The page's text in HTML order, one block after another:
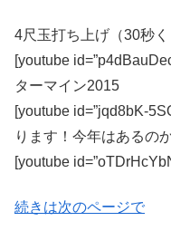
4尺玉打ち上げ（30秒
[youtube
ターマイン2015
[youtube id=”jqd8bK-
ります！今年はあるの
[youtube
続きは次のページで